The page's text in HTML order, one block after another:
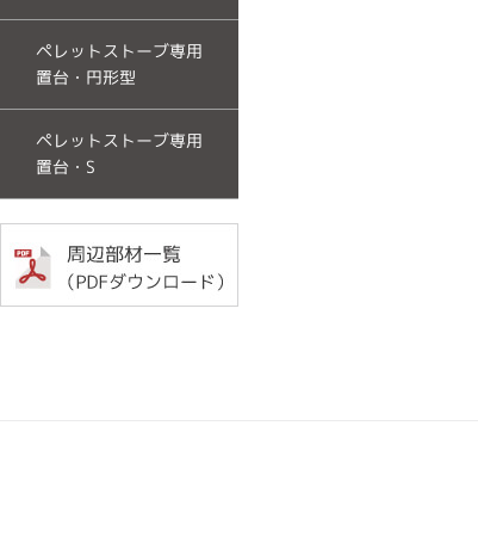
ペレットストーブ専用
置台・円形型
ペレットストーブ専用
置台・S